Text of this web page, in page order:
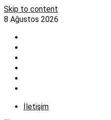
Skip to content
8 Ağustos 2026
İletişim